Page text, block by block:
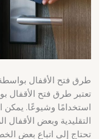
طرق فتح الأقفال
تعتبر طرق فتح الأقفال
استخدامًا وشيوعًا. يمكن
التقليدية وبعض
تحتاج إلى اتباع بعض